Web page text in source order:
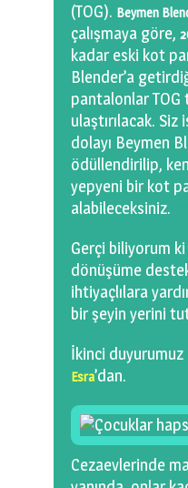
(TOG). Beymen
çalışmaya göre,
kadar eski kot
Blender’a
pantalonlar TOG
ulaştırılacak. Siz
dolayı Beymen
ödüllendirilip,
yepyeni bir kot
alabileceksiniz.
Gerçi biliyorum
dönüşüme
ihtiyaçlılara
bir şeyin yerini
İkinci duyurumuz
Esra’dan.
Cezaevlerinde